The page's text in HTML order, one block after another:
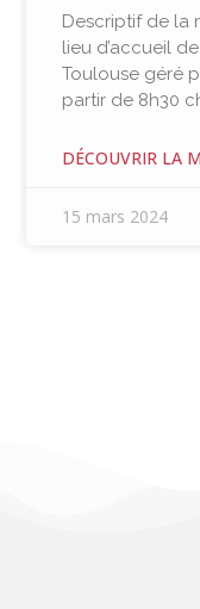
Descriptif de la
lieu d’accueil
Toulouse géré
partir de 8h30
DÉCOUVRIR LA
15 mars 2024